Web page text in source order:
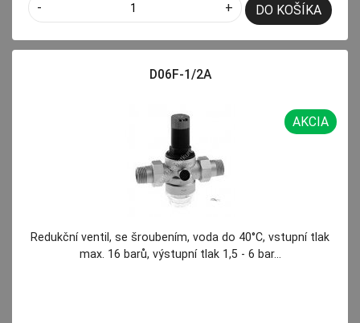
- + DO KOŠÍKA
AKCIA
D06F-1/2A
Redukční ventil, se šroubením, voda do 40°C, vstupní tlak
max. 16 barů, výstupní tlak 1,5 - 6 bar…